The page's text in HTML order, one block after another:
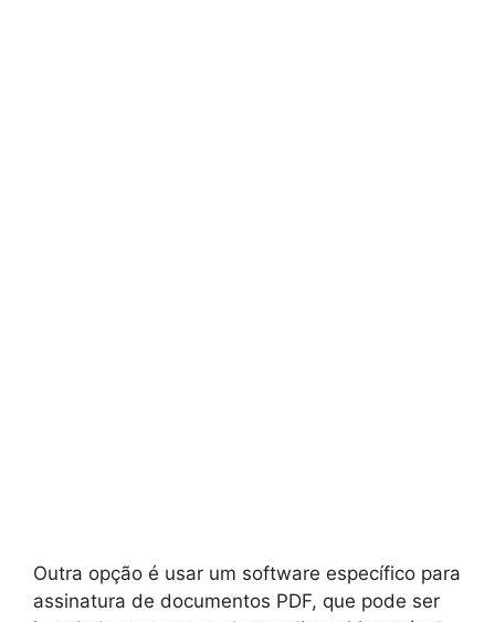
Outra opção é usar um software específico para
assinatura de documentos PDF, que pode ser